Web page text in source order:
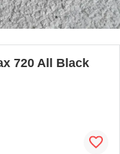
720 All Black